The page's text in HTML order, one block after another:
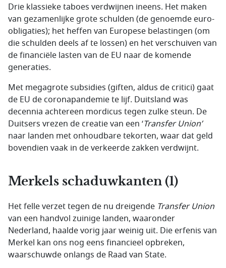
Drie klassieke taboes verdwijnen ineens. Het maken
van gezamenlijke grote schulden (de genoemde euro-
obligaties); het heffen van Europese belastingen (om
die schulden deels af te lossen) en het verschuiven van
de financiële lasten van de EU naar de komende
generaties.
Met megagrote subsidies (giften, aldus de critici) gaat
de EU de coronapandemie te lijf. Duitsland was
decennia achtereen mordicus tegen zulke steun. De
Duitsers vrezen de creatie van een ‘Transfer Union’
naar landen met onhoudbare tekorten, waar dat geld
bovendien vaak in de verkeerde zakken verdwijnt.
Merkels schaduwkanten (1)
Het felle verzet tegen de nu dreigende Transfer Union
van een handvol zuinige landen, waaronder
Nederland, haalde vorig jaar weinig uit. Die erfenis van
Merkel kan ons nog eens financieel opbreken,
waarschuwde onlangs de Raad van State.